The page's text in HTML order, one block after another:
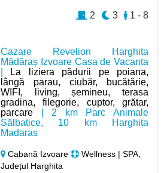
Cazare Revelion Harghita
Mădăraș Izvoare Casa de Vacanta
La liziera pădurii pe poiana,
lângă parau, ciubăr, bucătărie,
WIFI, living, șemineu, terasa
gradina, filegorie, cuptor, grătar,
parcare | 2 km Parc Animale
Sălbatice, 10 km Harghita
Madaras
Cabană Izvoare
Wellness | SPA,
Județul Harghita
1 - 8
3
2